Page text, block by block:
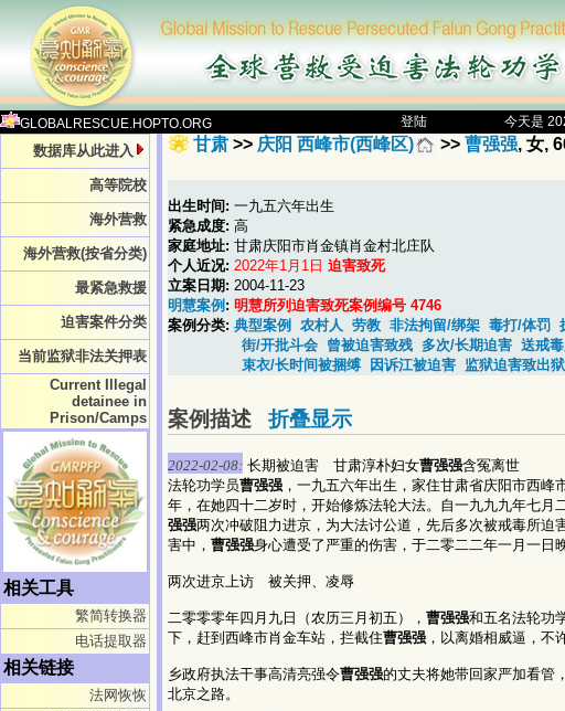
GLOBALRESCUE.HOPTO.ORG 登陆 今天是
数据库从此进入
高等院校
海外营救
海外营救(按省分类)
最紧急救援
迫害案件分类
当前监狱非法关押表
Current Illegal
detainee in
Prison/Camps
相关工具
繁简转换器
电话提取器
相关链接
法网恢恢
甘肃 >> 庆阳 西峰市(西峰区) >> 曹强强, 女,
出生时间: 一九五六年出生
紧急成度: 高
家庭地址: 甘肃庆阳市肖金镇肖金村北庄队
个人近况: 2022年1月1日 迫害致死
立案日期: 2004-11-23
明慧案例 : 明慧所列迫害致死案例编号 4746
案例分类: 典型案例 农村人 劳教 非法拘留/绑架 毒打/体罚
街/开批斗会
曾被迫害致残 多次/长期迫害 送戒
束衣/长时间被捆缚
因诉江被迫害 监狱迫害致出
案例描述 折叠显示
2022-02-08: 长期被迫害 甘肃淳朴妇女曹强强含冤离世
法轮功学员曹强强 ，一九五六年出生，家住甘肃省庆阳市西
年，在她四十二岁时，开始修炼法轮大法。自一九九九年七月
强强两次冲破阻力进京，为大法讨公道，先后多次被戒毒所迫
害中， 曹强强身心遭受了严重的伤害，于二零二二年一月一日
两次进京上访 被关押、凌辱
二零零零年四月九日（农历三月初五）， 曹强强和五名法轮功
下，赶到西峰市肖金车站，拦截住曹强强 ，以离婚相威逼，不
乡政府执法干事高清亮强令曹强强的丈夫将她带回家严加看管
北京之路。